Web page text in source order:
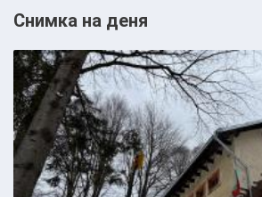
Снимка на деня